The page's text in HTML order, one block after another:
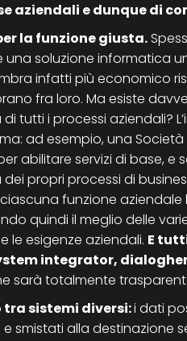
aziendali e dunque di
la funzione giusta.
soluzione informatica
infatti più economico
fra loro. Ma esiste
tutti i processi aziendali?
ad esempio, una
abilitare servizi di base, e
dei propri processi di
funzione
quindi il meglio delle
le esigenze aziendali. E
integrator,
sarà totalmente
sistemi diversi:i dati
smistati alla destinazione